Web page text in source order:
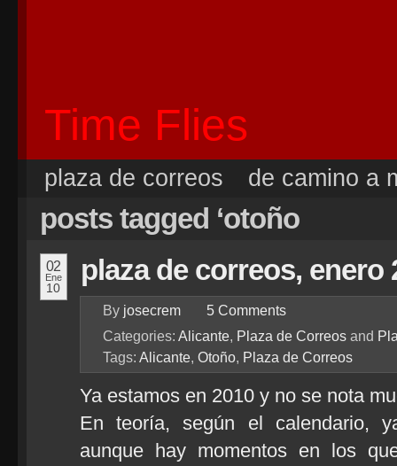
Time Flies
plaza de correos de camino a
posts tagged ‘otoño
02
Ene
10
plaza de correos, enero
By josecrem 5 Comments
Categories: Alicante, Plaza de Correos and
Tags: Alicante, Otoño, Plaza de Correos
Ya estamos en 2010 y no se nota
En teoría, según el calendario,
aunque hay momentos en los